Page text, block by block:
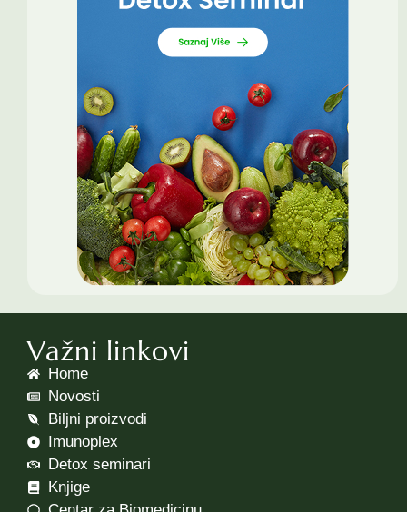
Važni linkovi
Home
Novosti
Biljni proizvodi
Imunoplex
Detox seminari
Knjige